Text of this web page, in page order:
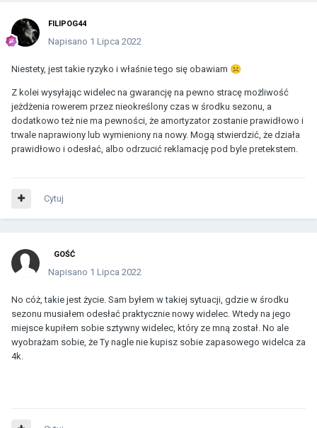
FILIPOG44
Napisano 1 Lipca 2022
Niestety, jest takie ryzyko i właśnie tego się obawiam ☹️
Z kolei wysyłając widelec na gwarancję na pewno stracę możliwość
jeżdżenia rowerem przez nieokreślony czas w środku sezonu, a
dodatkowo też nie ma pewności, że amortyzator zostanie prawidłowo i
trwale naprawiony lub wymieniony na nowy. Mogą stwierdzić, że działa
prawidłowo i odesłać, albo odrzucić reklamację pod byle pretekstem.
Cytuj
GOŚĆ
Napisano 1 Lipca 2022
No cóż, takie jest życie. Sam byłem w takiej sytuacji, gdzie w środku
sezonu musiałem odesłać praktycznie nowy widelec. Wtedy na jego
miejsce kupiłem sobie sztywny widelec, który ze mną został. No ale
wyobrażam sobie, że Ty nagle nie kupisz sobie zapasowego widelca za
4k.